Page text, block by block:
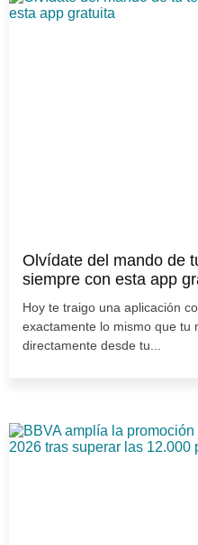
Olvídate del mando de
siempre con esta app
Hoy te traigo una aplicación
exactamente lo mismo que tu
directamente desde tu...